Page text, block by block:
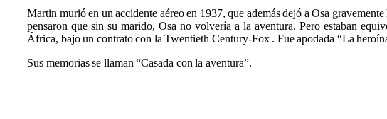
Martin murió en un accidente aéreo en 1937, que además dejó a Osa
pensaron que sin su marido, Osa no volvería a la aventura. Pero estaban
África, bajo un contrato con la Twentieth Century-Fox . Fue apodada “La
Sus memorias se llaman “Casada con la aventura”.